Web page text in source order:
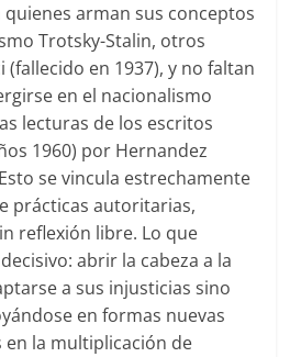
arman sus conceptos
Trotsky-Stalin, otros
(fallecido en 1937), y no faltan
en el nacionalismo
lecturas de los escritos
1960) por Hernandez
se vincula estrechamente
prácticas autoritarias,
reflexión libre. Lo que
abrir la cabeza a la
a sus injusticias sino
en formas nuevas
en la multiplicación de